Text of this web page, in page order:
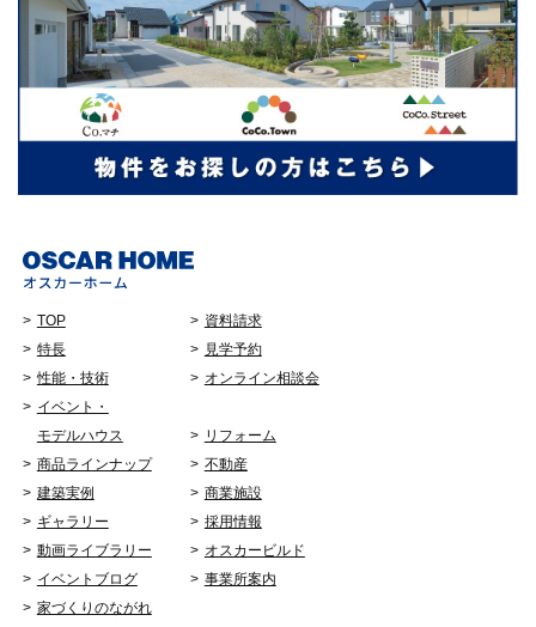
TOP
特長
性能・技術
イベント・
モデルハウス
商品ラインナップ
建築実例
ギャラリー
動画ライブラリー
イベントブログ
家づくりのながれ
資料請求
見学予約
オンライン相談会
リフォーム
不動産
商業施設
採用情報
オスカービルド
事業所案内